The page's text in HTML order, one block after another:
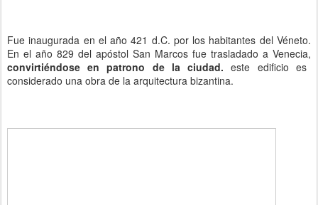
Fue inaugurada en el año 421 d.C. por los habitantes del Véneto.
En el año 829 del apóstol San Marcos fue trasladado a Venecia,
convirtiéndose en patrono de la ciudad. este edificio es
considerado una obra de la arquitectura bizantina.